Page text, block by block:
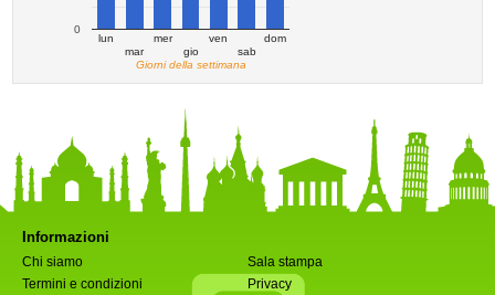
lun
mar
mer
gio
ven
sab
dom
0
Giorni della settimana
Informazioni
Chi siamo
Sala stampa
Termini e condizioni
Privacy